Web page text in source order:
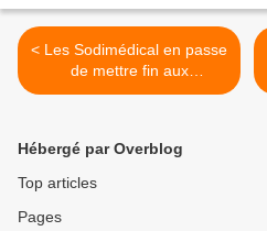
< Les Sodimédical en passe
de mettre fin aux
licenciements boursiers
Hébergé par Overblog
Top articles
Pages